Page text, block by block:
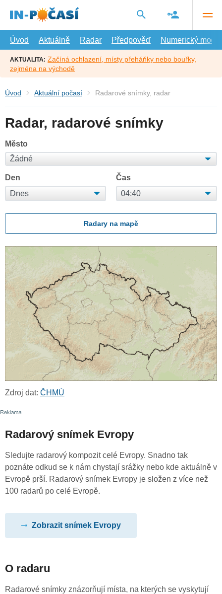
hlavní
Úvod
Aktuálně Radar Předpověď Numerický model
AKTUALITA: Začíná ochlazení, místy přeháňky nebo bouřky,
zejména na východě
Úvod Aktuální počasí Radarové snímky, radar
Radar, radarové snímky
Město
Den Čas
Radary na mapě
Zdroj dat: ČHMÚ
Radarový snímek Evropy
Sledujte radarový kompozit celé Evropy. Snadno tak
poznáte odkud se k nám chystají srážky nebo kde aktuálně v
Evropě prší. Radarový snímek Evropy je složen z více než
100 radarů po celé Evropě.
Zobrazit snímek Evropy
O radaru
Radarové snímky znázorňují místa, na kterých se vyskytují